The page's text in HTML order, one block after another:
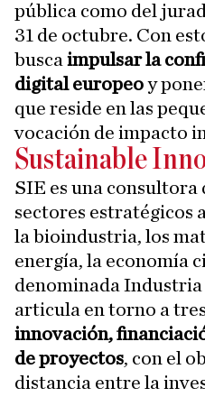
pública como del
31 de octubre. Con
busca impulsar la
digital europeoy
que reside en las
vocación de impacto
Sustainable
SIE es una consultora
sectores estratégicos
la bioindustria, los
energía, la economía
denominada Industria
articula en torno a
innovación,
de proyectos, con el
distancia entre la